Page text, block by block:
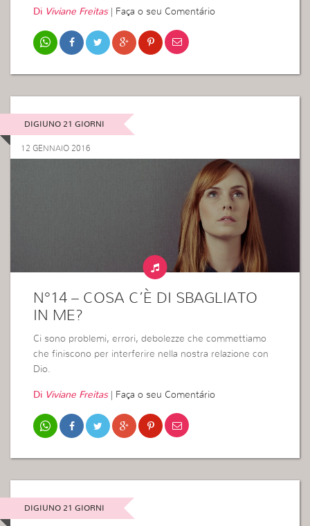
Di Viviane Freitas| Faça o seu Comentário
DIGIUNO 21 GIORNI
12 GENNAIO 2016
N°14 – COSA C’È DI SBAGLIATO
IN ME?
Ci sono problemi, errori, debolezze che commettiamo
che finiscono per interferire nella nostra relazione con
Dio.
Di Viviane Freitas| Faça o seu Comentário
DIGIUNO 21 GIORNI